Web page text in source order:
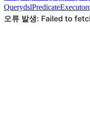
QuerydslPredicateExecutor